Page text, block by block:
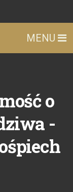
MENU
o
-